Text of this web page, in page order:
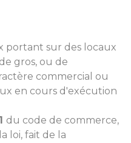
portant sur des locaux
gros, ou de
commercial ou
en cours d'exécution
du code de commerce,
loi, fait de la